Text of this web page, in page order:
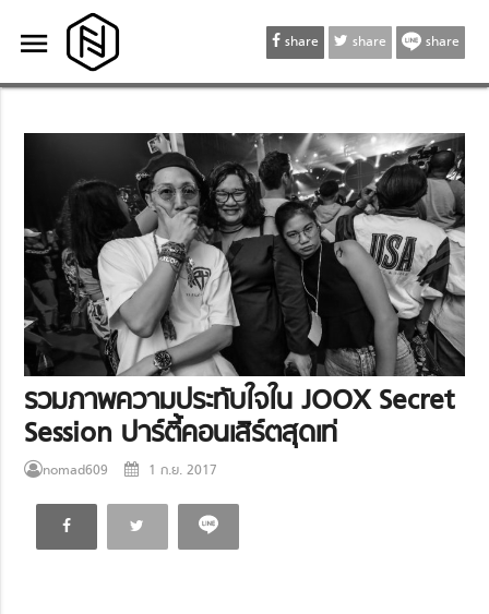
menu
menu share share share
รวมภาพความประทับใจใน JOOX Secret
Session ปาร์ตี้คอนเสิร์ตสุดเท่
nomad609 1 ก.ย. 2017